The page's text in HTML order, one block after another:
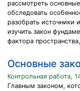
рассмотреть
обследовать
разобрать источники
изучить закон
фактора
Основные
Контрольная работа,
Главным законом,